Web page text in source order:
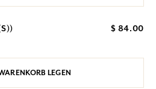
$ 84.00
LEGEN